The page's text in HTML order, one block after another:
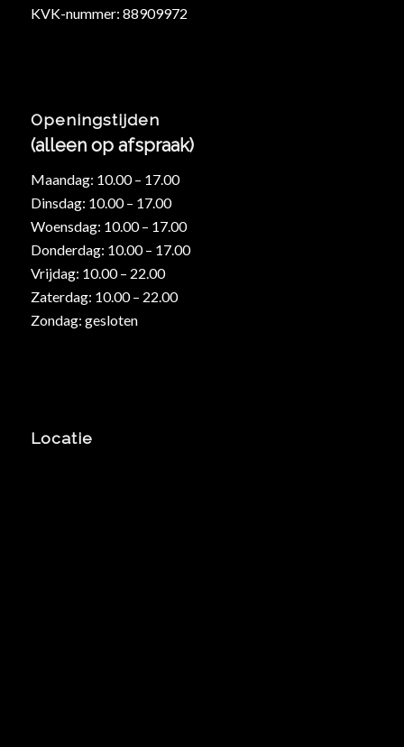
KVK-nummer: 88909972
Openingstijden
(alleen op afspraak)
Maandag: 10.00 – 17.00
Dinsdag: 10.00 – 17.00
Woensdag: 10.00 – 17.00
Donderdag: 10.00 – 17.00
Vrijdag: 10.00 – 22.00
Zaterdag: 10.00 – 22.00
Zondag: gesloten
Locatie